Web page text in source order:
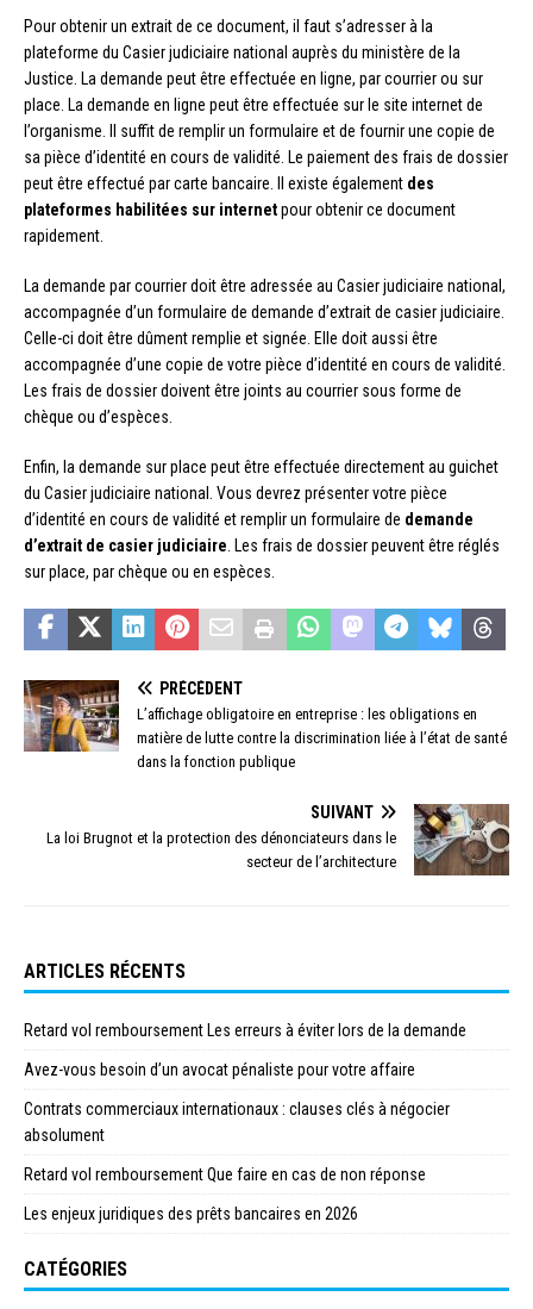
Pour obtenir un extrait de ce document, il faut s’adresser à la
plateforme du Casier judiciaire national auprès du ministère de la
Justice. La demande peut être effectuée en ligne, par courrier ou sur
place. La demande en ligne peut être effectuée sur le site internet de
l’organisme. Il suffit de remplir un formulaire et de fournir une copie de
sa pièce d’identité en cours de validité. Le paiement des frais de dossier
peut être effectué par carte bancaire. Il existe également des
plateformes habilitées sur internetpour obtenir ce document
rapidement.
La demande par courrier doit être adressée au Casier judiciaire national,
accompagnée d’un formulaire de demande d’extrait de casier judiciaire.
Celle-ci doit être dûment remplie et signée. Elle doit aussi être
accompagnée d’une copie de votre pièce d’identité en cours de validité.
Les frais de dossier doivent être joints au courrier sous forme de
chèque ou d’espèces.
Enfin, la demande sur place peut être effectuée directement au guichet
du Casier judiciaire national. Vous devrez présenter votre pièce
d’identité en cours de validité et remplir un formulaire de demande
d’extrait de casier judiciaire . Les frais de dossier peuvent être réglés
sur place, par chèque ou en espèces.
PRÉCÉDENT
L’affichage obligatoire en entreprise : les obligations en
matière de lutte contre la discrimination liée à l’état de santé
dans la fonction publique
SUIVANT
La loi Brugnot et la protection des dénonciateurs dans le
secteur de l’architecture
ARTICLES RÉCENTS
Retard vol remboursement Les erreurs à éviter lors de la demande
Avez-vous besoin d’un avocat pénaliste pour votre affaire
Contrats commerciaux internationaux : clauses clés à négocier
absolument
Retard vol remboursement Que faire en cas de non réponse
Les enjeux juridiques des prêts bancaires en 2026
CATÉGORIES